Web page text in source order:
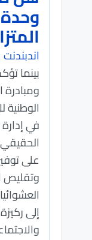
بينما
ومبادرة
في
على
وتقليص
إلى